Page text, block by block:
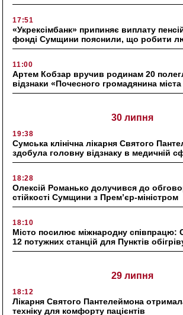
17:51
«Укрексімбанк» припиняє виплату
фонді Сумщини пояснили, що робити
11:00
Артем Кобзар вручив родинам 20
відзнаки «Почесного громадянина
30 липня
19:38
Сумська клінічна лікарня Святого
здобула головну відзнаку в медичній
18:28
Олексій Романько долучився до
стійкості Сумщини з Прем’єр-міністром
18:10
Місто посилює міжнародну співпрацю:
12 потужних станцій для Пунктів
29 липня
18:12
Лікарня Святого Пантелеймона
техніку для комфорту пацієнтів